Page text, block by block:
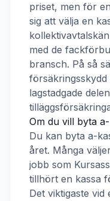
priset, men för en
sig att välja en
med de
bransch. På så
lagstadgade
Om du vill byta
Du kan byta a-
året. Många
jobb som
tillhört en kassa
Det viktigaste